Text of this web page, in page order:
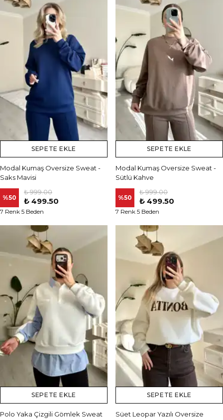
SEPETE EKLE
Modal Kumaş Oversize Sweat -
Saks Mavisi
%50
₺ 999.00
₺ 499.50
7 Renk 5 Beden
SEPETE EKLE
Modal Kumaş Oversize Sweat -
Sütlü Kahve
%50
₺ 999.00
₺ 499.50
7 Renk 5 Beden
SEPETE EKLE
Polo Yaka Çizgili Gömlek Sweat
SEPETE EKLE
Süet Leopar Yazılı Oversize